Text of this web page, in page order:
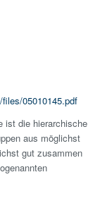
05010145.pdf
ist die hierarchische
aus möglichst
gut zusammen